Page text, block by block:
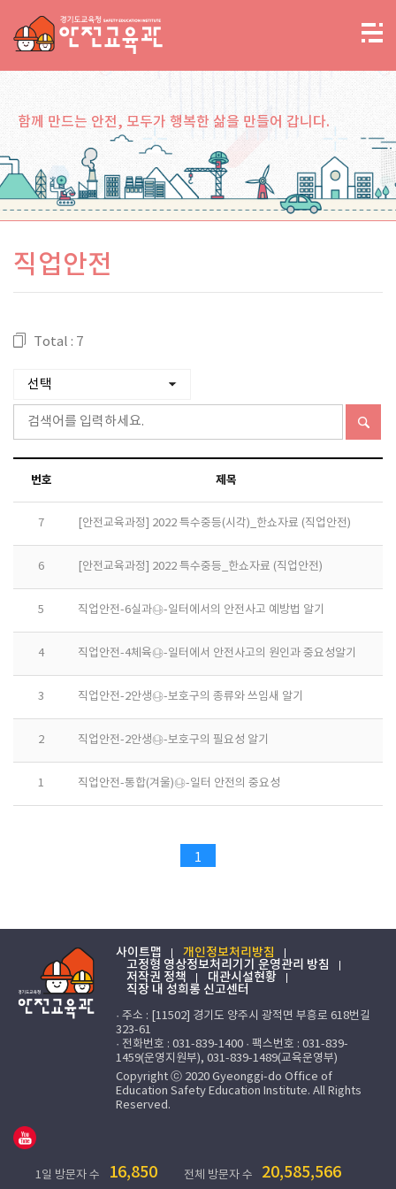
함께 만드는 안전, 모두가 행복한 삶을 만들어 갑니다.
직업안전
Total : 7
번호 제목
7 [안전교육과정] 2022 특수중등(시각)_한쇼자료 (직업안전)
6 [안전교육과정] 2022 특수중등_한쇼자료 (직업안전)
5 직업안전-6실과㉯-일터에서의 안전사고 예방법 알기
4 직업안전-4체육㉯-일터에서 안전사고의 원인과 중요성알기
3 직업안전-2안생㉯-보호구의 종류와 쓰임새 알기
2 직업안전-2안생㉯-보호구의 필요성 알기
1 직업안전-통합(겨울)㉯-일터 안전의 중요성
1
사이트맵
개인정보처리방침
고정형 영상정보처리기기 운영관리 방침
저작권 정책
대관시설현황
직장 내 성희롱 신고센터
· 주소 : [11502] 경기도 양주시 광적면 부흥로 618번길
323-61
· 전화번호 : 031-839-1400 · 팩스번호 : 031-839-
1459(운영지원부), 031-839-1489(교육운영부)
Copyright ⓒ 2020 Gyeonggi-do Office of
Education Safety Education Institute. All Rights
Reserved.
1일 방문자 수 16,850 전체 방문자 수 20,585,566